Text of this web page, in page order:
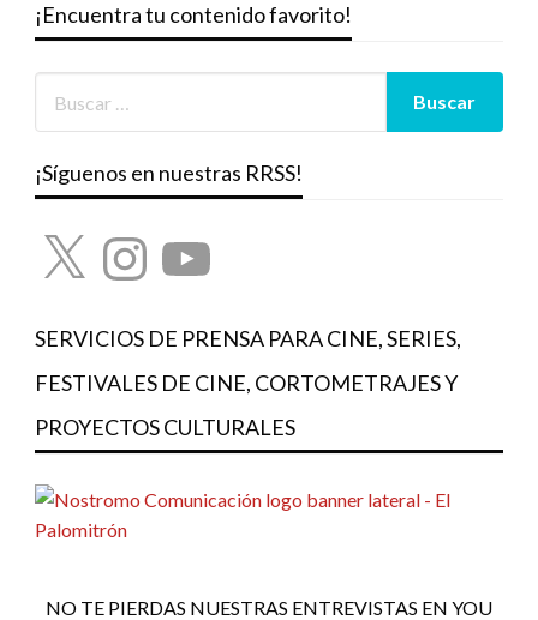
¡Encuentra tu contenido favorito!
¡Síguenos en nuestras RRSS!
X InstagramYouTube
SERVICIOS DE PRENSA PARA CINE, SERIES,
FESTIVALES DE CINE, CORTOMETRAJES Y
PROYECTOS CULTURALES
NO TE PIERDAS NUESTRAS ENTREVISTAS EN YOU